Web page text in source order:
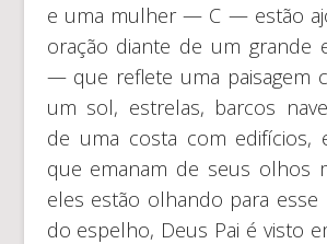
e uma mulher — C — estão
oração diante de um
— que reflete uma paisagem
um sol, estrelas, barcos
de uma costa com edifícios,
que emanam de seus olhos
eles estão olhando para esse
do espelho, Deus Pai é visto